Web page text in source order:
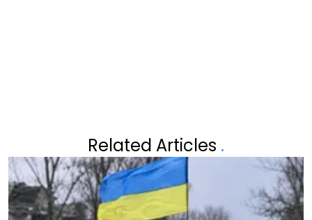
Related Articles .